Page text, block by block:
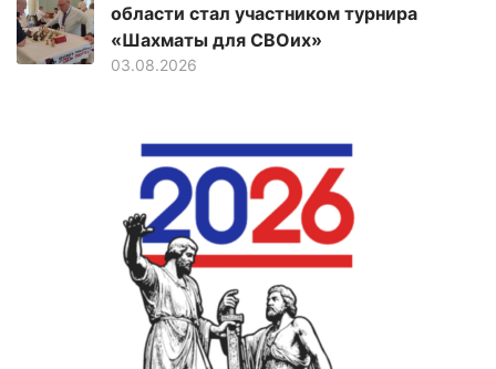
области стал участником турнира
«Шахматы для СВОих»
03.08.2026